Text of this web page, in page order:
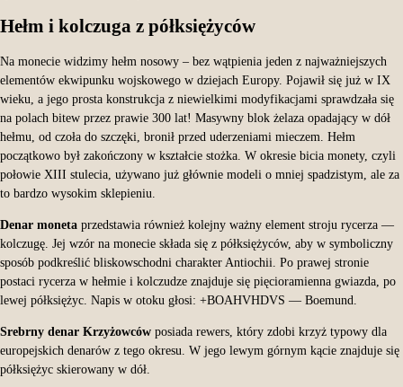
Hełm i kolczuga z półksiężyców
Na monecie widzimy hełm nosowy – bez wątpienia jeden z najważniejszych
elementów ekwipunku wojskowego w dziejach Europy. Pojawił się już w IX
wieku, a jego prosta konstrukcja z niewielkimi modyfikacjami sprawdzała się
na polach bitew przez prawie 300 lat! Masywny blok żelaza opadający w dół
hełmu, od czoła do szczęki, bronił przed uderzeniami mieczem. Hełm
początkowo był zakończony w kształcie stożka. W okresie bicia monety, czyli
połowie XIII stulecia, używano już głównie modeli o mniej spadzistym, ale za
to bardzo wysokim sklepieniu.
Denar moneta przedstawia również kolejny ważny element stroju rycerza —
kolczugę. Jej wzór na monecie składa się z półksiężyców, aby w symboliczny
sposób podkreślić bliskowschodni charakter Antiochii. Po prawej stronie
postaci rycerza w hełmie i kolczudze znajduje się pięcioramienna gwiazda, po
lewej półksiężyc. Napis w otoku głosi: +BOAHVHDVS — Boemund.
Srebrny denar Krzyżowców posiada rewers, który zdobi krzyż typowy dla
europejskich denarów z tego okresu. W jego lewym górnym kącie znajduje się
półksiężyc skierowany w dół.